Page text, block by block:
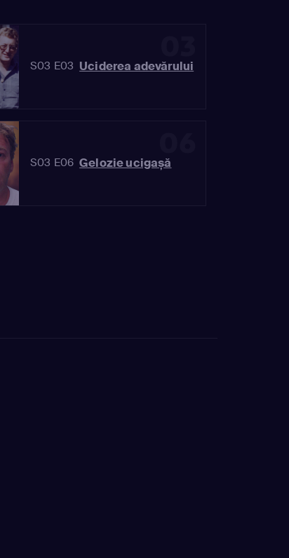
S03 E03 Uciderea adevărului
S03 E06 Gelozie ucigașă